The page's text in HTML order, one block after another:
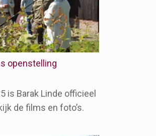
openstelling
is Barak Linde officieel
de films en foto’s.